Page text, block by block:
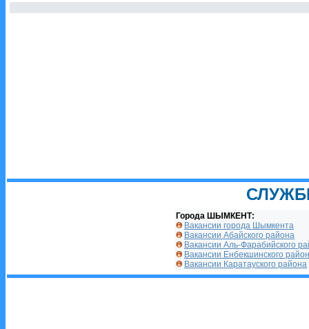
Города ШЫМКЕНТ:
Вакансии города Шымкента
Вакансии Абайского района
Вакансии Аль-Фарабийского
Вакансии Енбекшинского
Вакансии Каратауского района